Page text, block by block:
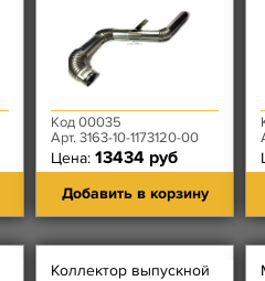
турбокомпрессора
31631
Код 00035
Арт. 3163-10-1173120-00
Цена: 13434 руб
Добавить в корзину
Коллектор выпускной